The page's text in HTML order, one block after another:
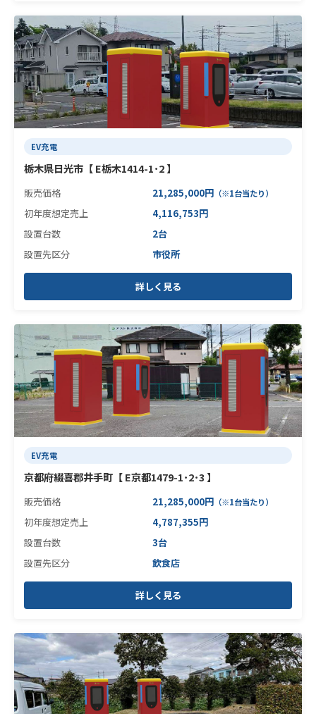
EV充電
栃木県日光市【 E栃木1414-1･2 】
販売価格 21,285,000円 （※1台当たり）
初年度想定売上
4,116,753円
設置台数
2台
設置先区分
市役所
詳しく見る
EV充電
京都府綴喜郡井手町【 E京都1479-1･2･3 】
販売価格 21,285,000円 （※1台当たり）
初年度想定売上
4,787,355円
設置台数
3台
設置先区分
飲食店
詳しく見る